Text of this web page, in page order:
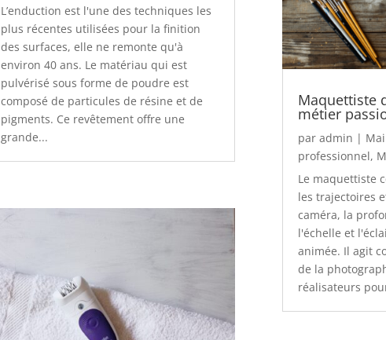
L’enduction est l'une des techniques les
plus récentes utilisées pour la finition
des surfaces, elle ne remonte qu'à
environ 40 ans. Le matériau qui est
pulvérisé sous forme de poudre est
composé de particules de résine et de
pigments. Ce revêtement offre une
grande...
Maquettiste
métier
par admin |
professionnel,
Le maquettiste
les trajectoires
caméra, la
l'échelle et
animée. Il agit
de la
réalisateurs